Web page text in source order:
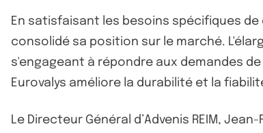
En satisfaisant les besoins spécifiques
consolidé sa position sur le marché.
s'engageant à répondre aux demandes
Eurovalys améliore la durabilité et la
Le Directeur Général d’Advenis REIM,